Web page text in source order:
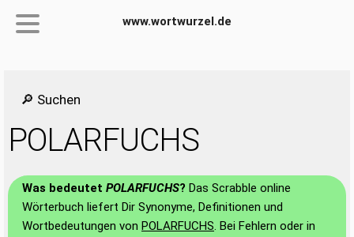
www.wortwurzel.de
🔎 Suchen
POLARFUCHS
Was bedeutet POLARFUCHS? Das Scrabble online
Wörterbuch liefert Dir Synonyme, Definitionen und
Wortbedeutungen von POLARFUCHS. Bei Fehlern oder in